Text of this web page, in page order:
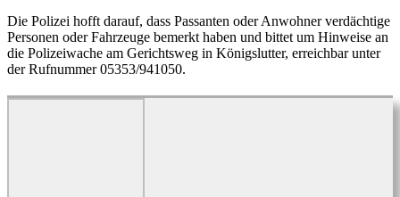
Die Polizei hofft darauf, dass Passanten oder Anwohner verdächtige
Personen oder Fahrzeuge bemerkt haben und bittet um Hinweise an
die Polizeiwache am Gerichtsweg in Königslutter, erreichbar unter
der Rufnummer 05353/941050.